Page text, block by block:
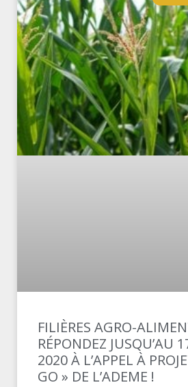
FILIÈRES AGRO-
RÉPONDEZ JUSQU’AU
2020 À L’APPEL À
GO » DE L’ADEME !